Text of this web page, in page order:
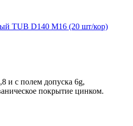
TUB D140 M16 (20 шт/кор)
и с полем допуска 6g,
покрытие цинком.